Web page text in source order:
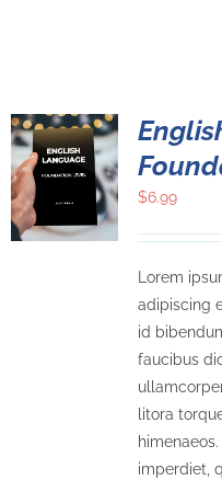
$6.99
Lorem
adipiscing
id
faucibus
litora
imperdiet,